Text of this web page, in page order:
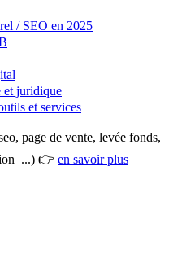
/ SEO en 2025
et juridique
et services
page de vente, levée fonds,
...) 👉 en savoir plus